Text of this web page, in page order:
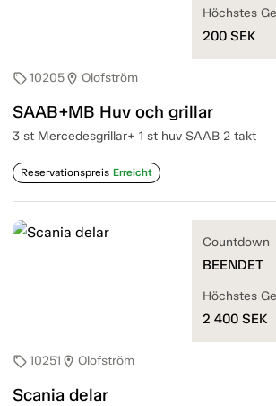
sell10205location_on Olofström
SAAB+MB Huv och grillar
3 st Mercedesgrillar+ 1 st huv SAAB 2 takt
Reservationspreis Erreicht
Höchstes
200 SEK
sell10251 location_on Olofström
Scania delar
Countdown
BEENDET
Höchstes
2 400 SEK